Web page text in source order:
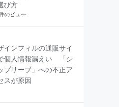
び方
のビュー
インフィルの通販サイ
個人情報漏えい 「シ
プサーブ」への不正ア
スが原因